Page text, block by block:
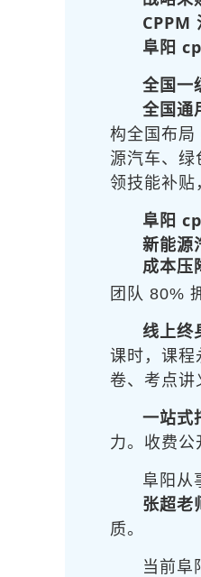
CPPM
阜阳
全国一
全国通
构全国布
源汽车、
领技能补贴
阜阳
新能源
成本压
团队 80%
线上终
课时，课程
卷、考点讲
一站式
力。收费公
阜阳从
张超老
质。
当前阜